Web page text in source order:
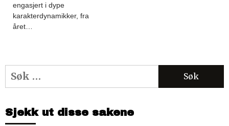
engasjert i dype
karakterdynamikker, fra
året…
Søk
etter:
Sjekk ut disse sakene